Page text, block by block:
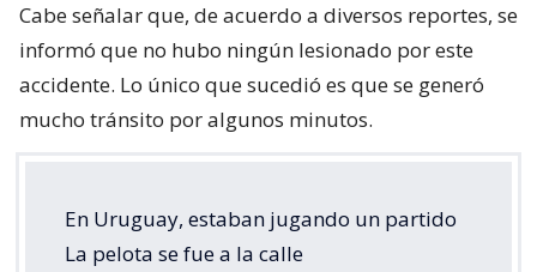
Cabe señalar que, de acuerdo a diversos reportes, se
informó que no hubo ningún lesionado por este
accidente. Lo único que sucedió es que se generó
mucho tránsito por algunos minutos.
En Uruguay, estaban jugando un partido
La pelota se fue a la calle